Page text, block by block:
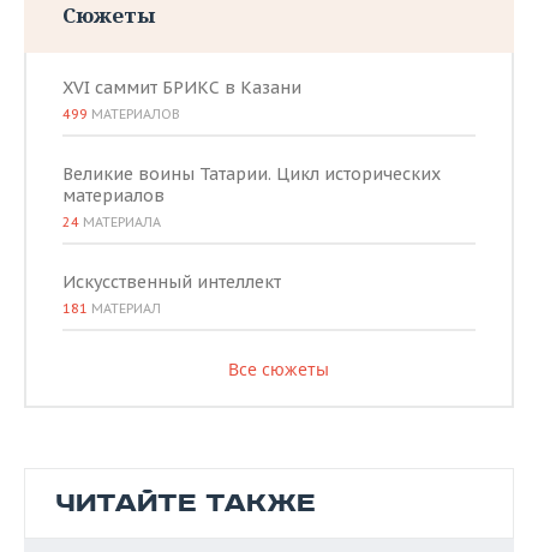
Сюжеты
XVI саммит БРИКС в Казани
499 МАТЕРИАЛОВ
Великие воины Татарии. Цикл исторических
материалов
24 МАТЕРИАЛА
Искусственный интеллект
181 МАТЕРИАЛ
Все сюжеты
ЧИТАЙТЕ ТАКЖЕ